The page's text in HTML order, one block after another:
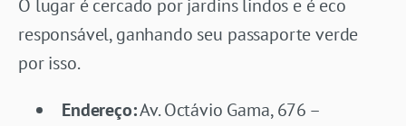
O lugar é cercado por jardins lindos e é eco
responsável, ganhando seu passaporte verde
por isso.
Endereço:Av. Octávio Gama, 676 –